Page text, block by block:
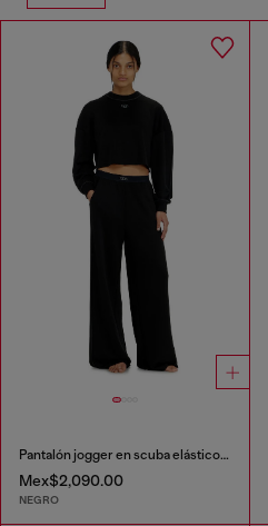
Pantalón jogger en scuba elástico ligero
Mex$2,090.00
NEGRO